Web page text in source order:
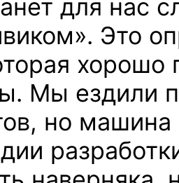
для нас
Это
хорошо
Мы ездили
но